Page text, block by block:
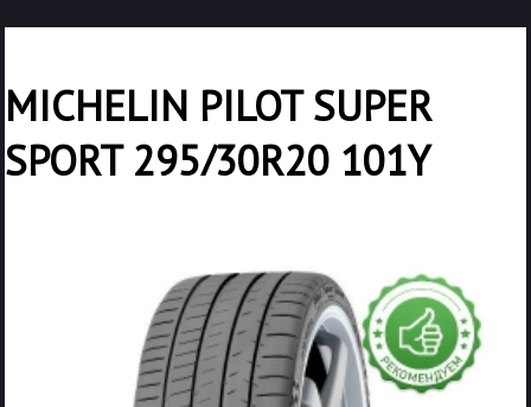
MICHELIN PILOT SUPER
SPORT 295/30R20 101Y